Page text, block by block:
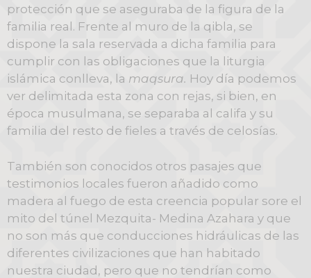
protección que se aseguraba de la figura de la
familia real. Frente al muro de la qibla, se
dispone la sala reservada a dicha familia para
cumplir con las obligaciones que la liturgia
islámica conlleva, la maqsura. Hoy día podemos
ver delimitada esta zona con rejas, si bien, en
época musulmana, se separaba al califa y su
familia del resto de fieles a través de celosías.
También son conocidos otros pasajes que
testimonios locales fueron añadido como
madera al fuego de esta creencia popular sore el
mito del túnel Mezquita- Medina Azahara y que
no son más que conducciones hidráulicas de las
diferentes civilizaciones que han habitado
nuestra ciudad, pero que no tendrían como